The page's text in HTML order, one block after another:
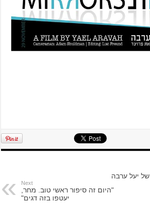
יעל ערבה
Next
"היום זה סיפור ראשי טוב. מחר,
יעטפו בזה דגים"